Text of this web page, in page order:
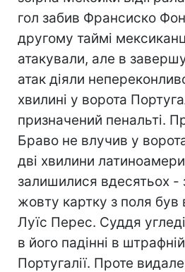
гол забив Франсиско
другому таймі
атакували, але в
атак діяли
хвилині у ворота
призначений пенальті.
Браво не влучив у
дві хвилини
залишилися вдесятьох -
жовту картку з поля був
Луїс Перес. Суддя
в його падінні в штрафній
Португалії. Проте